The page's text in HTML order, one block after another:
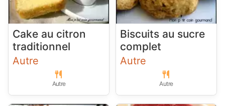
Cake au citron
traditionnel
Autre
Autre
Biscuits au sucre
complet
Autre
Autre